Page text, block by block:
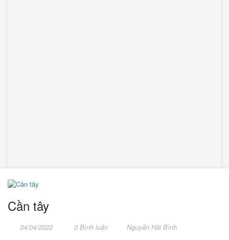
Cần tây
04/04/2022 0 Bình luận
Nguyễn Hải Bình